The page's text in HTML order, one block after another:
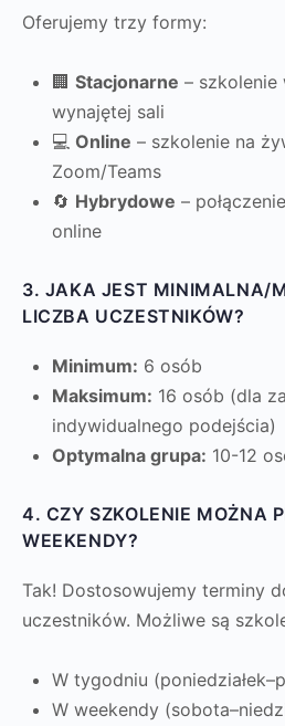
Oferujemy trzy formy:
🏢 Stacjonarne – szkolenie
wynajętej sali
💻 Online – szkolenie na
Zoom/Teams
🔄 Hybrydowe –
online
3. JAKA JEST MINIMALNA/
LICZBA UCZESTNIKÓW?
Minimum: 6 osób
Maksimum: 16 osób (dla
indywidualnego podejścia)
Optymalna grupa: 10-12
4. CZY SZKOLENIE MOŻNA
WEEKENDY?
Tak! Dostosowujemy terminy
uczestników. Możliwe są
W tygodniu
W weekendy